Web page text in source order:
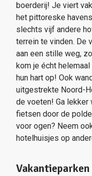
boerderij! Je viert
het pittoreske
slechts vijf andere
terrein te vinden. De
aan een stille weg,
kom je écht
hun hart op! Ook
uitgestrekte Noord-
de voeten! Ga lekker
fietsen door de
voor ogen? Neem
hotelhuisjes op